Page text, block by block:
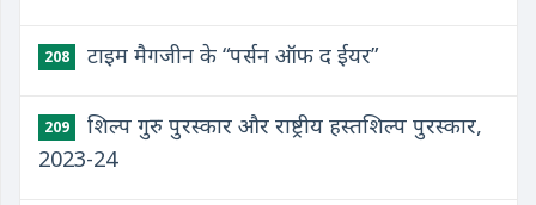
208 टाइम मैगजीन के “पर्सन ऑफ द ईयर”
209
शिल्प गुरु पुरस्कार और राष्ट्रीय हस्तशिल्प पुरस्कार,
2023-24